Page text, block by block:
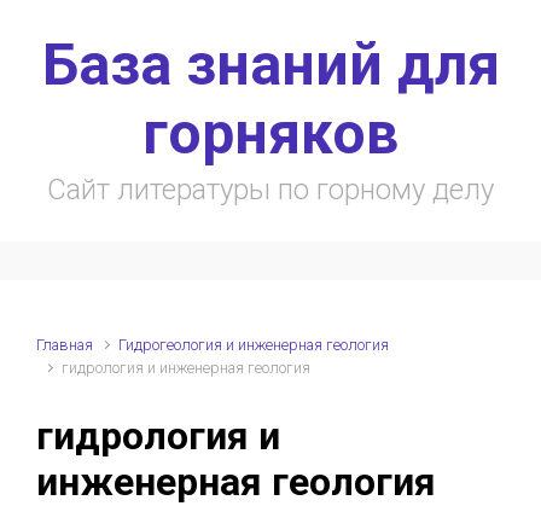
База знаний для
горняков
Сайт литературы по горному делу
Главная
Гидрогеология и инженерная геология
гидрология и инженерная геология
гидрология и
инженерная геология